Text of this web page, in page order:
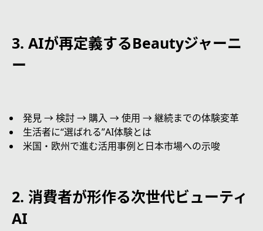
3. AIが再定義するBeautyジャーニ
ー
発見 → 検討 → 購入 → 使用 → 継続までの体験変革
生活者に“選ばれる”AI体験とは
米国・欧州で進む活用事例と日本市場への示唆
2. 消費者が形作る次世代ビューティ
AI